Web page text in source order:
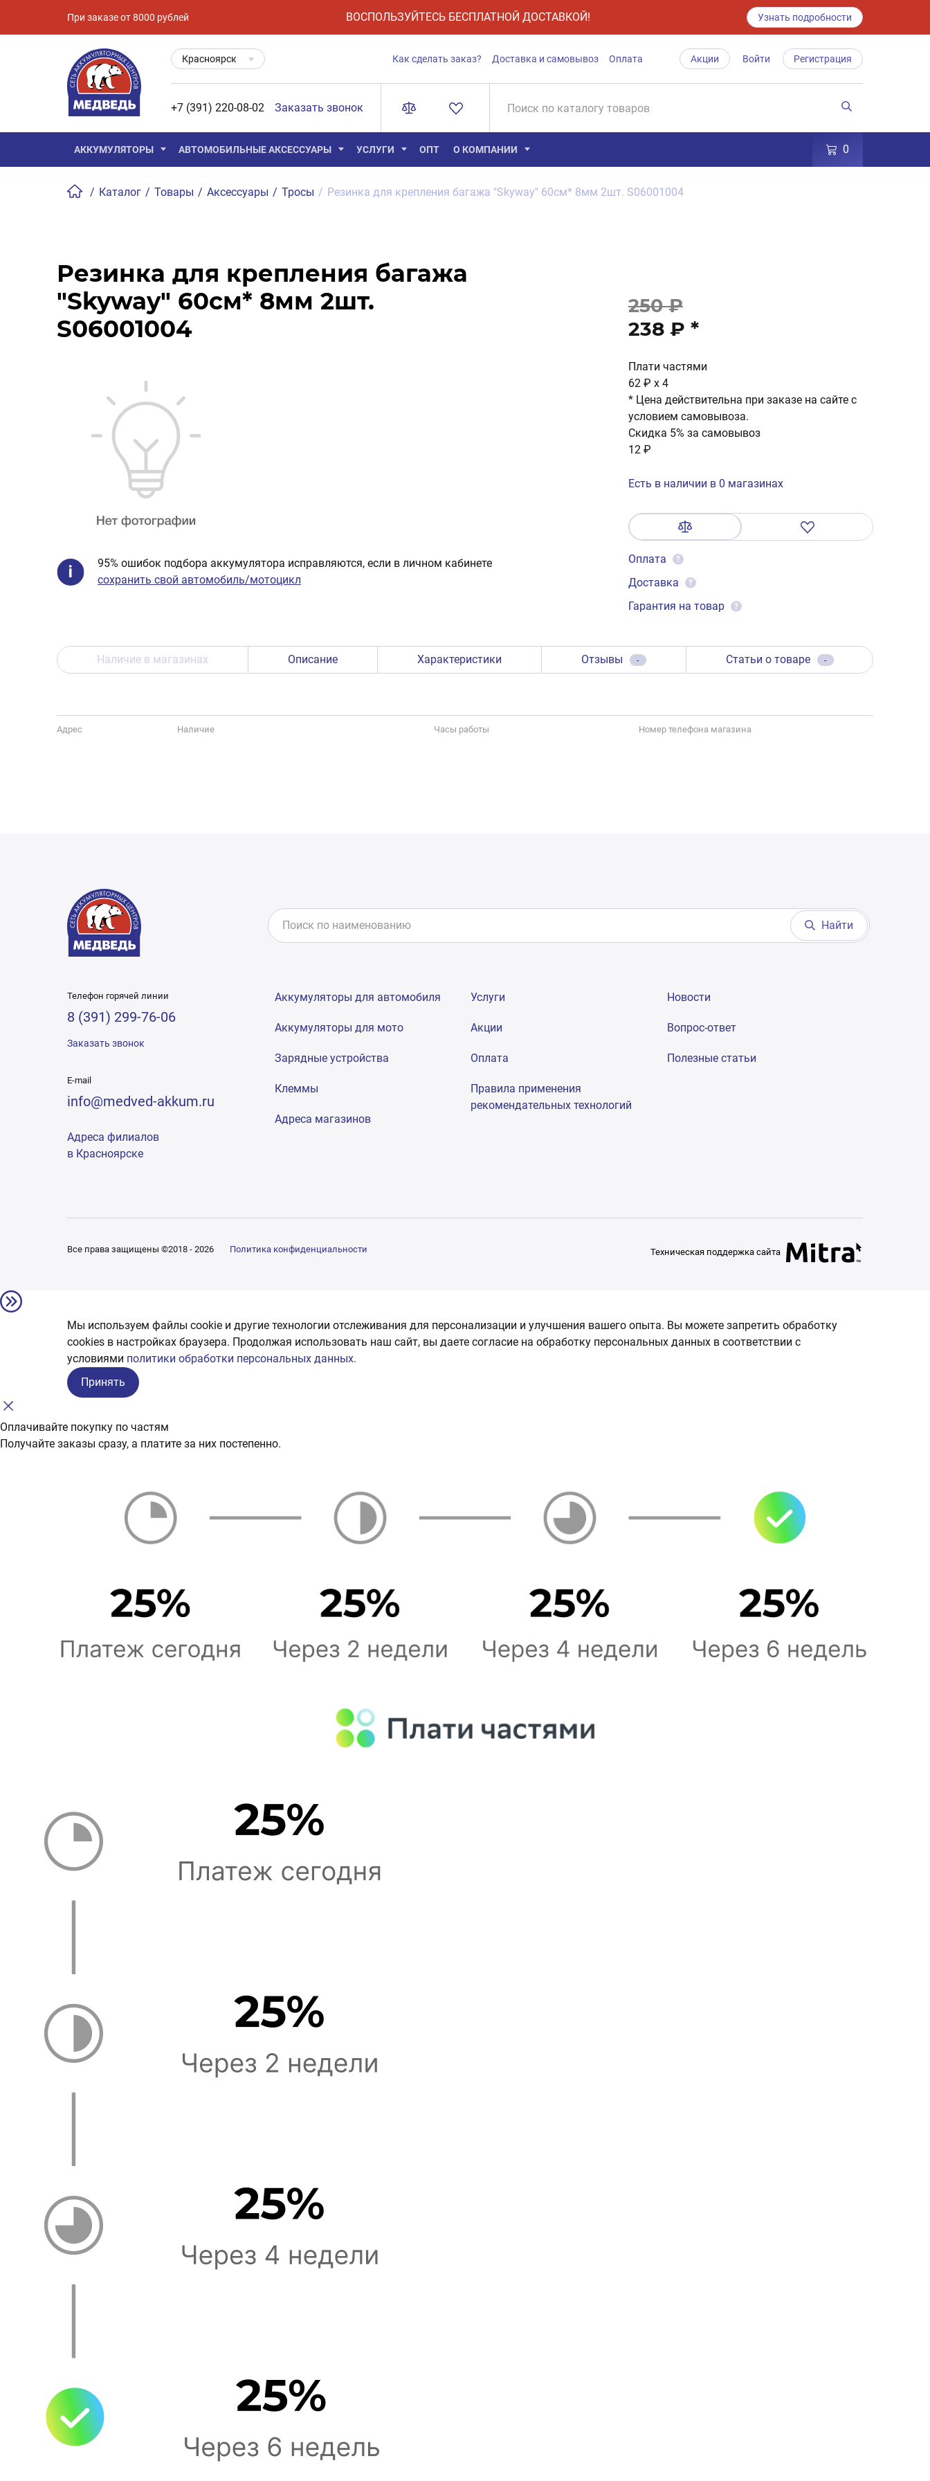
При заказе от 8000 рублей ВОСПОЛЬЗУЙТЕСЬ БЕСПЛАТНОЙ ДОСТАВКОЙ! Узнать подробности
Красноярск Как сделать заказ? Доставка и самовывоз Оплата Акции Войти Регистрация
+7 (391) 220-08-02 Заказать звонок
АККУМУЛЯТОРЫ АВТОМОБИЛЬНЫЕ АКСЕССУАРЫ УСЛУГИ ОПТ О КОМПАНИИ 0
/ Каталог / Товары / Аксессуары / Тросы / Резинка для крепления багажа "Skyway" 60см* 8мм 2шт. S06001004
Резинка для крепления багажа
"Skyway" 60см* 8мм 2шт.
S06001004
95% ошибок подбора аккумулятора исправляются, если в личном кабинете
сохранить свой автомобиль/мотоцикл
250 ₽
238 ₽ *
Плати частями
62 ₽ x 4
* Цена действительна при заказе на сайте с
условием самовывоза.
Скидка 5% за самовывоз
12 ₽
Есть в наличии в 0 магазинах
Оплата ?
Доставка ?
Гарантия на товар ?
Наличие в магазинах Описание Характеристики Отзывы - Статьи о товаре -
Адрес Наличие Часы работы Номер телефона магазина
Найти
Телефон горячей линии
8 (391) 299-76-06
Заказать звонок
E-mail
info@medved-akkum.ru
Адреса филиалов
в Красноярске
Аккумуляторы для автомобиля
Аккумуляторы для мото
Зарядные устройства
Клеммы
Адреса магазинов
Услуги
Акции
Оплата
Правила применения
рекомендательных технологий
Новости
Вопрос-ответ
Полезные статьи
Все права защищены ©2018 - 2026 Политика конфиденциальности Техническая поддержка сайта
Мы используем файлы cookie и другие технологии отслеживания для персонализации и улучшения вашего опыта. Вы можете запретить обработку
сookies в настройках браузера. Продолжая использовать наш сайт, вы даете согласие на обработку персональных данных в соответствии с
условиями политики обработки персональных данных.
Принять
Оплачивайте покупку по частям
Получайте заказы сразу, а платите за них постепенно.